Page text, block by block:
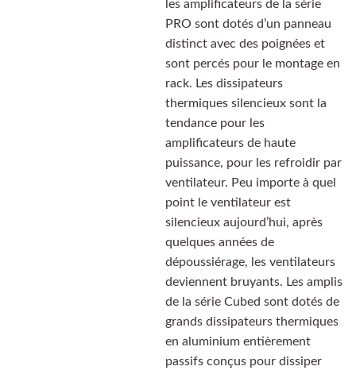
les amplificateurs de la série
PRO sont dotés d’un panneau
distinct avec des poignées et
sont percés pour le montage en
rack. Les dissipateurs
thermiques silencieux sont la
tendance pour les
amplificateurs de haute
puissance, pour les refroidir par
ventilateur. Peu importe à quel
point le ventilateur est
silencieux aujourd’hui, après
quelques années de
dépoussiérage, les ventilateurs
deviennent bruyants. Les amplis
de la série Cubed sont dotés de
grands dissipateurs thermiques
en aluminium entièrement
passifs conçus pour dissiper